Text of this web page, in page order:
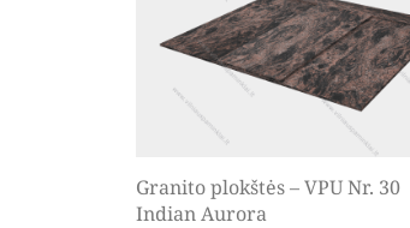
Granito plokštės – VPU Nr. 30
Indian Aurora